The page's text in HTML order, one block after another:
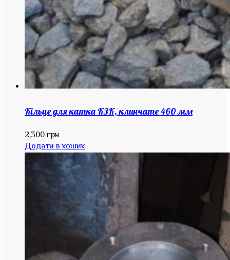
Кільце для катка КЗК, клинчате 460 мм
2,300грн
Додати в кошик